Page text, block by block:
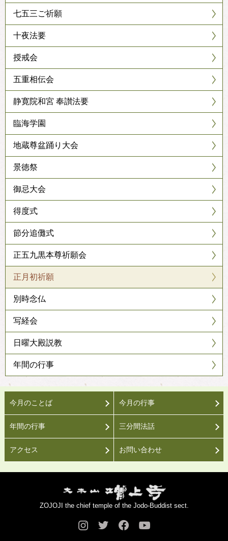
七五三ご祈願
十夜法要
授戒会
五重相伝会
静寛院和宮 奉讃法要
臨海学園
地蔵尊盆踊り大会
景徳祭
御忌大会
得度式
節分追儺式
正五九黒本尊祈願会
正月初祈願
別時念仏
写経会
日曜大殿説教
年間の行事
今月のことば 今月の行事
年間の行事 三分間法話
アクセス お問い合わせ
ZOJOJI the chief temple of the Jodo-Buddist sect.